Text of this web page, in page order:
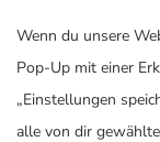
Wenn du unsere
Pop-Up mit einer
„Einstellungen
alle von dir